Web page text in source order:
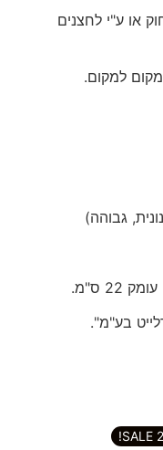
או ע"י לחצנים
למקום.
בע"מ".